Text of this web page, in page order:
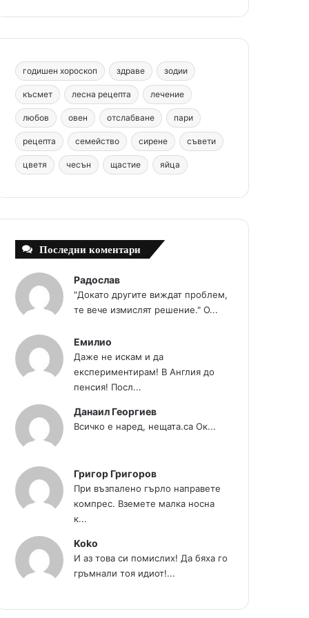
o
o
k
r
e
s
t
b
e
g
r
a
m
m
годишен хороскоп здраве зодии
късмет лесна рецепта лечение
любов овен отслабване пари
рецепта семейство сирене съвети
цветя чесън щастие яйца
Последни коментари
Радослав
"Докато другите виждат проблем,
те вече измислят решение." О...
Емилио
Даже не искам и да
експериментирам! В Англия до
пенсия! Посл...
Данаил Георгиев
Всичко е наред, нещата.са Ок...
Григор Григоров
При възпалено гърло направете
компрес. Вземете малка носна
к...
Koko
И аз това си помислих! Да бяха го
гръмнали тоя идиот!...